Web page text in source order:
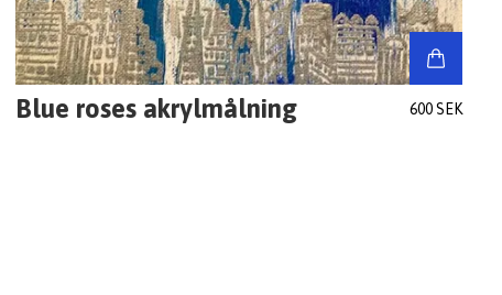
Blue roses akrylmålning 600 SEK